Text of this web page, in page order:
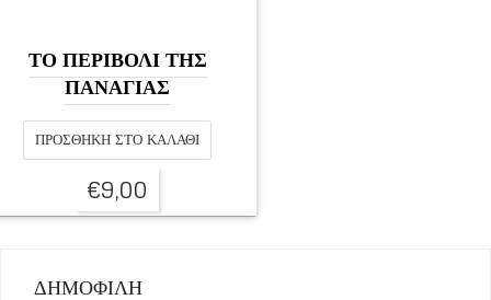
ΤΟ ΠΕΡΙΒΟΛΙ ΤΗΣ
ΠΑΝΑΓΙΑΣ
ΠΡΟΣΘΉΚΗ ΣΤΟ ΚΑΛΆΘΙ
€9,00
ΔΗΜΟΦΙΛΗ